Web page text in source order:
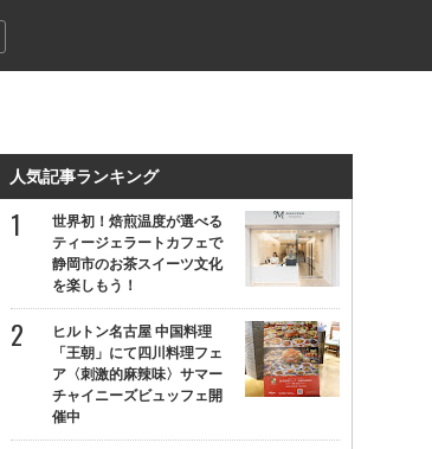
人気記事ランキング
世界初！焙煎温度が選べる
ティージェラートカフェで
静岡市のお茶スイーツ文化
を楽しもう！
ヒルトン名古屋 中国料理
「王朝」にて四川料理フェ
ア〈刺激的麻辣味〉サマー
チャイニーズビュッフェ開
催中